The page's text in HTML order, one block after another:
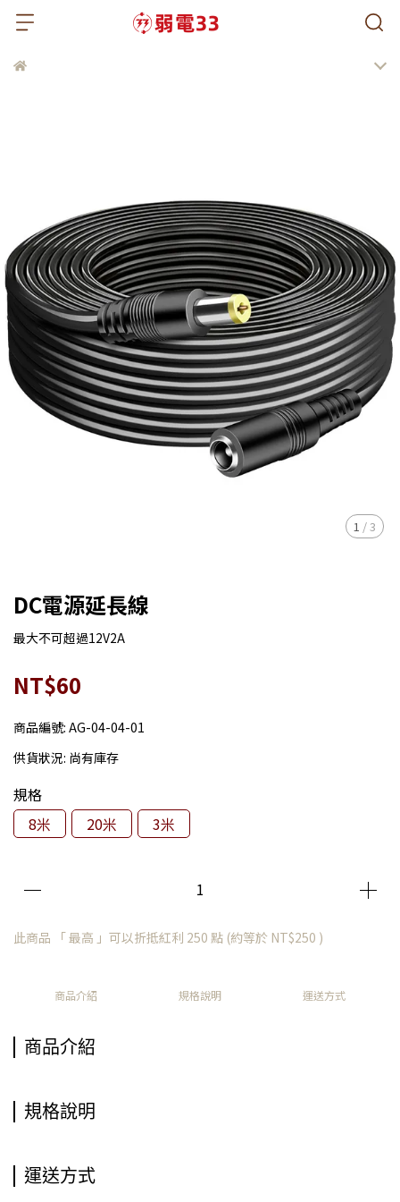
1 /3
DC電源延長線
最大不可超過12V2A
NT$60
商品編號: AG-04-04-01
供貨狀況: 尚有庫存
規格
8米
20米 3米
此商品 「 最高 」可以折抵紅利 250 點 (約等於 NT$250 )
商品介紹 規格說明 運送方式
商品介紹
規格說明
運送方式